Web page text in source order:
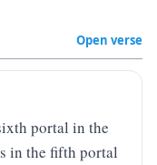
Open verse
portal in the
in the fifth portal